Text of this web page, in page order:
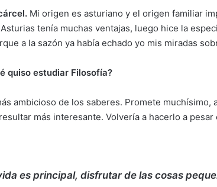
Mi origen es asturiano y el origen familiar
tenía muchas ventajas, luego hice la
a la sazón ya había echado yo mis miradas
quiso estudiar Filosofía?
ambicioso de los saberes. Promete
más interesante. Volvería a hacerlo a
es principal, disfrutar de las cosas